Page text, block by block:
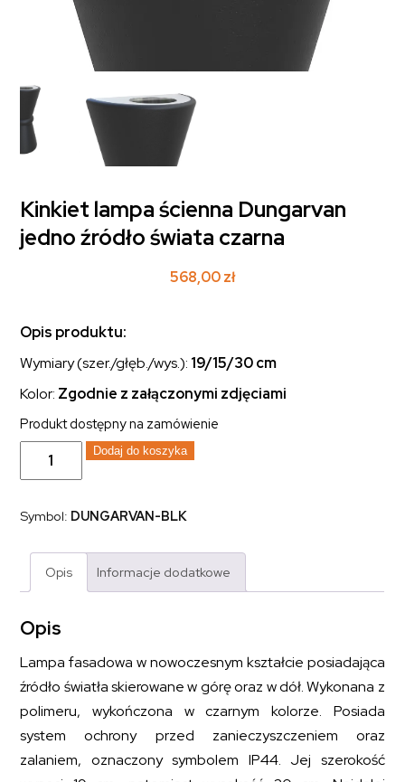
Kinkiet lampa ścienna Dungarvan
jedno źródło świata czarna
568,00zł
Opis produktu:
Wymiary (szer./głęb./wys.): 19/15/30cm
Kolor: Zgodnie z załączonymi zdjęciami
Produkt dostępny na zamówienie
ilość
Kinkiet
lampa
jedno
świata
Dodaj do koszyka
Symbol: DUNGARVAN-BLK
Opis Informacje dodatkowe
Opis
Lampa fasadowa w nowoczesnym kształcie posiadająca
źródło światła skierowane w górę oraz w dół. Wykonana z
polimeru, wykończona w czarnym kolorze. Posiada
system ochrony przed zanieczyszczeniem oraz
zalaniem, oznaczony symbolem IP44. Jej szerokość